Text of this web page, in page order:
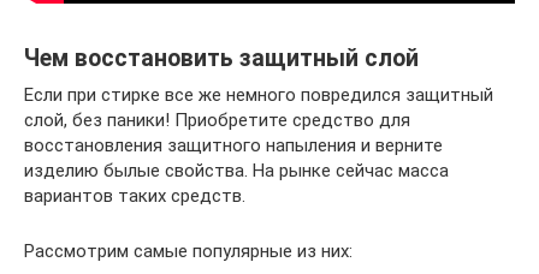
Чем восстановить защитный слой
Если при стирке все же немного повредился защитный
слой, без паники! Приобретите средство для
восстановления защитного напыления и верните
изделию былые свойства. На рынке сейчас масса
вариантов таких средств.
Рассмотрим самые популярные из них: